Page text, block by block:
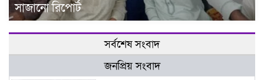
সাজানো রিপোর্ট
সর্বশেষ সংবাদ
জনপ্রিয় সংবাদ